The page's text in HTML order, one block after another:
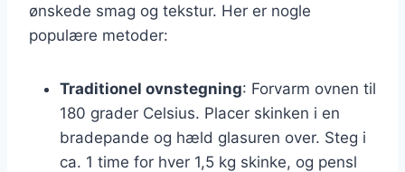
ønskede smag og tekstur. Her er nogle
populære metoder:
Traditionel ovnstegning: Forvarm ovnen til
180 grader Celsius. Placer skinken i en
bradepande og hæld glasuren over. Steg i
ca. 1 time for hver 1,5 kg skinke, og pensl